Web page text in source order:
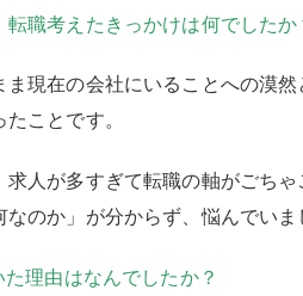
職考えたきっかけは何でしたか
ま現在の会社にいることへの漠
ことです。
人が多すぎて転職の軸がごち
のか」が分からず、悩んでいま
理由はなんでしたか？